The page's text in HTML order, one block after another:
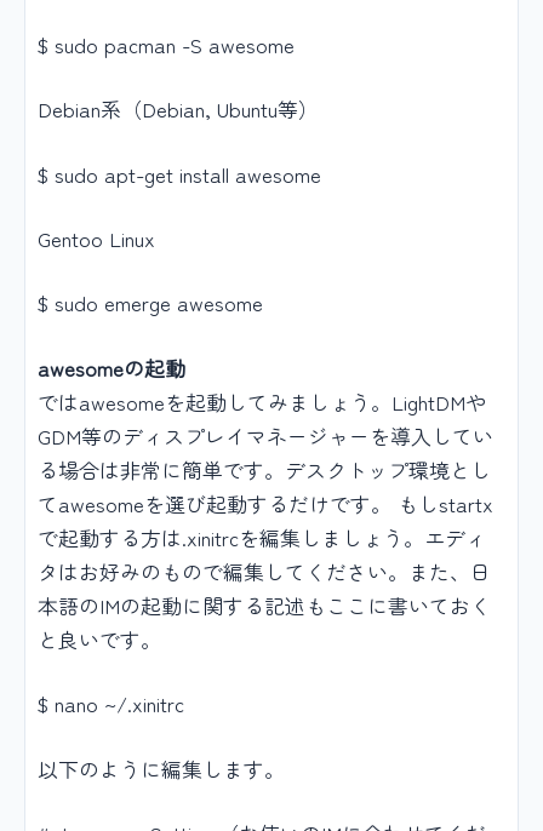
$ sudo pacman -S awesome
Debian系（Debian, Ubuntu等）
$ sudo apt-get install awesome
Gentoo Linux
$ sudo emerge awesome
awesomeの起動
ではawesomeを起動してみましょう。LightDMや
GDM等のディスプレイマネージャーを導入してい
る場合は非常に簡単です。デスクトップ環境とし
てawesomeを選び起動するだけです。 もしstartx
で起動する方は.xinitrcを編集しましょう。エディ
タはお好みのもので編集してください。また、日
本語のIMの起動に関する記述もここに書いておく
と良いです。
$ nano ~/.xinitrc
以下のように編集します。